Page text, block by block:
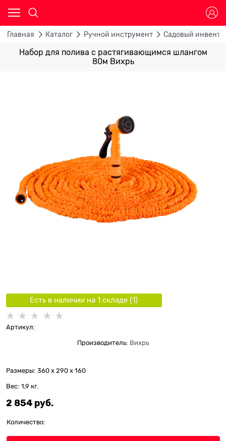
Главная Каталог Ручной инструмент Садовый
Набор для полива с растягивающимся шлангом
80м Вихрь
Есть в наличии на 1 складe (1)
Артикул:
Производитель: Вихрь
Размеры: 360 x 290 x 160
Вес: 1,9 кг.
2 854 руб.
Количество: